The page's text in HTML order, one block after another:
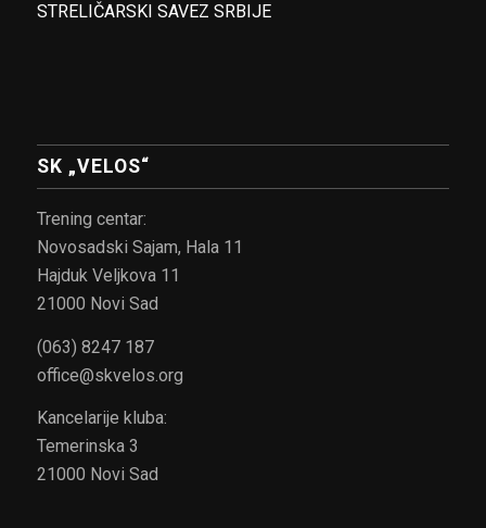
STRELIČARSKI SAVEZ SRBIJE
SK „VELOS“
Trening centar:
Novosadski Sajam, Hala 11
Hajduk Veljkova 11
21000 Novi Sad
(063) 8247 187
office@skvelos.org
Kancelarije kluba:
Temerinska 3
21000 Novi Sad